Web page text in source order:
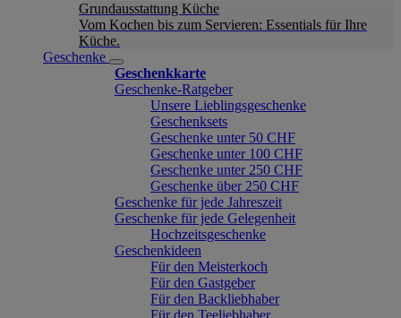
Grundausstattung Küche
Vom Kochen bis zum Servieren: Essentials für Ihre
Küche.
Geschenke
Geschenkkarte
Geschenke-Ratgeber
Unsere Lieblingsgeschenke
Geschenksets
Geschenke unter 50 CHF
Geschenke unter 100 CHF
Geschenke unter 250 CHF
Geschenke über 250 CHF
Geschenke für jede Jahreszeit
Geschenke für jede Gelegenheit
Hochzeitsgeschenke
Geschenkideen
Für den Meisterkoch
Für den Gastgeber
Für den Backliebhaber
Für den Teeliebhaber